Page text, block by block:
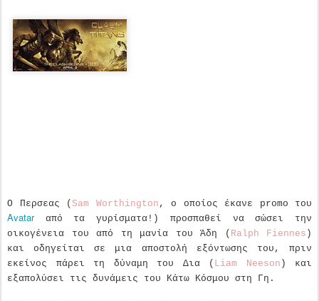
Ο Περσεας ( Sam Worthington , ο οποίος έκανε promo του
Avatarαπό τα γυρίσματα!) προσπαθεί να σώσει την
οικογένεια του από τη μανία του Άδη ( Ralph Fiennes )
και οδηγείται σε μια αποστολή εξόντωσης του, πριν
εκείνος πάρει τη δύναμη του Δια ( Liam Neeson ) και
εξαπολύσει τις δυνάμεις του Κάτω Κόσμου στη Γη.